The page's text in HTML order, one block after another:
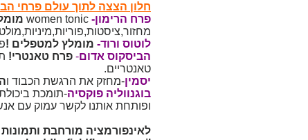
חלון הצצה לתוך עולם פרחי
פרח הרימון-
לוטוס ורוד- מומלץ למטפלים !
הביסקוס אדום- פרח טאנטרי!
טאנטריים.
יסמין-מחזק את הרגשת הכבוד ו
בוגנווליה פוקסיה-תומכת
ופותחת אותנו לקשר עמוק עם